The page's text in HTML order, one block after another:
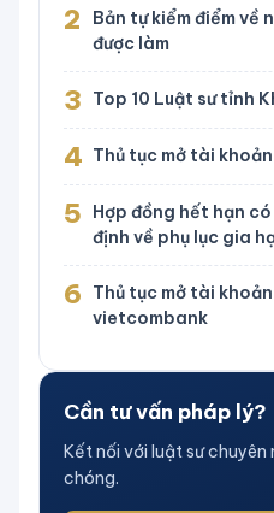
2
Bản tự kiểm điểm về
được làm
3 Top 10 Luật sư tỉnh
4 Thủ tục mở tài
5
Hợp đồng hết hạn
định về phụ lục gia
6
Thủ tục mở tài
vietcombank
Cần tư vấn pháp lý?
Kết nối với luật sư
chóng.